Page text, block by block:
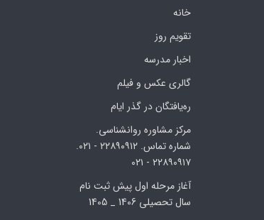
خانه
تقویم روز
اخبار مدرسه
گالری عکس و فیلم
ره‌یافتگان در گذر ایام
مرکز مشاوره روانشناسی.
شماره تماس. ۲۲۸۹۰۹۱۲ - ۰۲۱.
۲۲۸۹۰۹۱۷ - ۰۲۱
آغاز مرحله اول پیش ثبت نام
سال تحصیلی 1406 _ 1405